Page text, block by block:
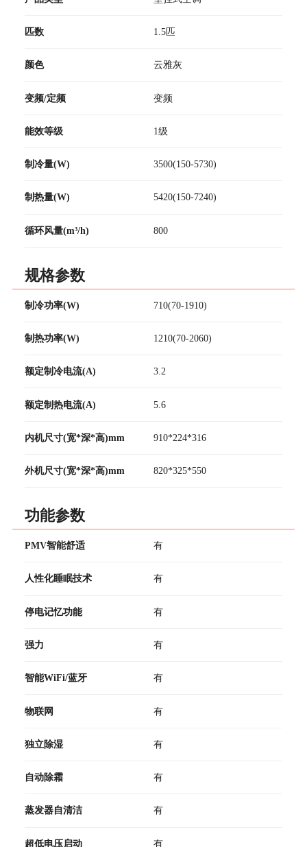
匹数 1.5匹
颜色 云雅灰
变频/定频 变频
能效等级 1级
制冷量(W) 3500(150-5730)
制热量(W) 5420(150-7240)
循环风量(m³/h) 800
规格参数
制冷功率(W) 710(70-1910)
制热功率(W) 1210(70-2060)
额定制冷电流(A) 3.2
额定制热电流(A) 5.6
内机尺寸(宽*深*高)mm 910*224*316
外机尺寸(宽*深*高)mm 820*325*550
功能参数
PMV智能舒适 有
人性化睡眠技术 有
停电记忆功能 有
强力 有
智能WiFi/蓝牙 有
物联网 有
独立除湿 有
自动除霜 有
蒸发器自清洁 有
超低电压启动 有